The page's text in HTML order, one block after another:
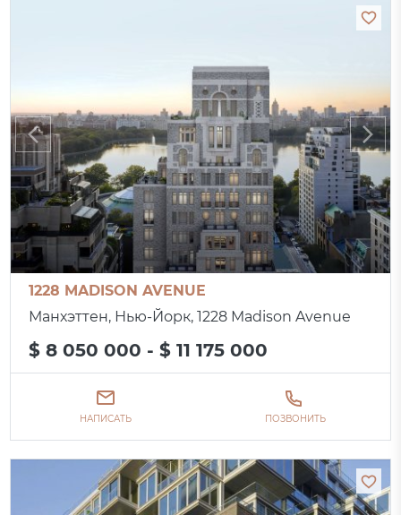
1228 MADISON AVENUE
Манхэттен, Нью-Йорк, 1228 Madison Avenue
$ 8 050 000 - $ 11 175 000
НАПИСАТЬ ПОЗВОНИТЬ